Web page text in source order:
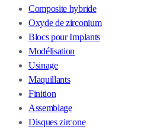
Composite hybride
Oxyde de zirconium
Blocs pour Implants
Modélisation
Usinage
Maquillants
Finition
Assemblage
Disques zircone